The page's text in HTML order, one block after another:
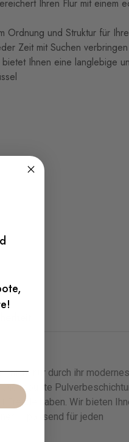
Ihren Flur mit einem
Ordnung und Struktur für
Zeit mit Suchen
Ihnen eine langlebige
nicht nur durch ihr
robuste
Freude haben. Wir bieten
– passend für jeden